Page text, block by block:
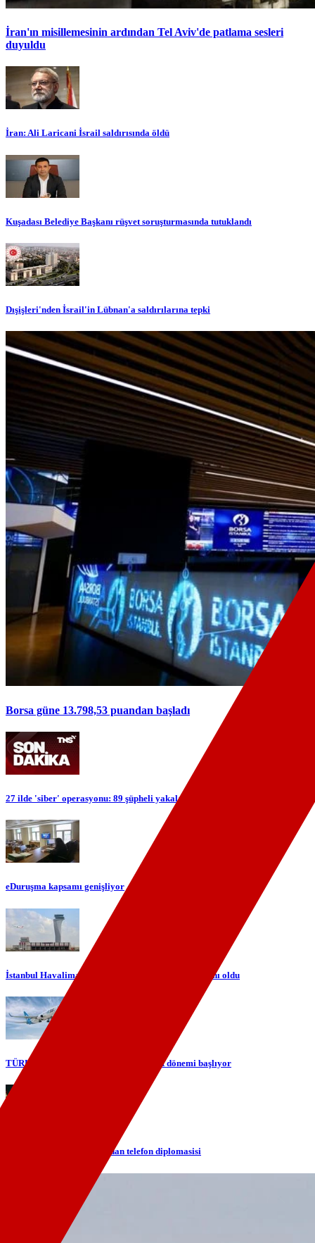
İran'ın misillemesinin ardından Tel Aviv'de patlama sesleri
duyuldu
İran: Ali Laricani İsrail saldırısında öldü
Kuşadası Belediye Başkanı rüşvet soruşturmasında tutuklandı
Dışişleri'nden İsrail'in Lübnan'a saldırılarına tepki
Borsa güne 13.798,53 puandan başladı
27 ilde 'siber' operasyonu: 89 şüpheli yakalandı
eDuruşma kapsamı genişliyor
İstanbul Havalimanı Avrupa'nın en yoğun havalimanı oldu
TÜRKSAT ile gökyüzünde yerli internet dönemi başlıyor
Cumhurbaşkanı Erdoğan'dan telefon diplomasisi